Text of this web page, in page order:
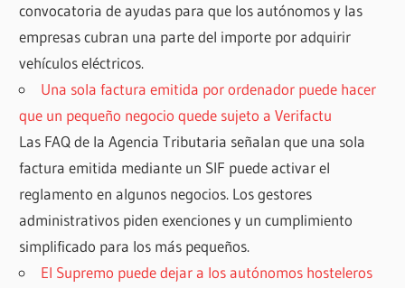
convocatoria de ayudas para que los autónomos y las
empresas cubran una parte del importe por adquirir
vehículos eléctricos.
Una sola factura emitida por ordenador puede hacer
que un pequeño negocio quede sujeto a Verifactu
Las FAQ de la Agencia Tributaria señalan que una sola
factura emitida mediante un SIF puede activar el
reglamento en algunos negocios. Los gestores
administrativos piden exenciones y un cumplimiento
simplificado para los más pequeños.
El Supremo puede dejar a los autónomos hosteleros